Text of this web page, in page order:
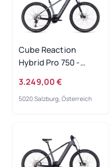
Cube Reaction
Hybrid Pro 750 -
Rahmengröße: S
3.249,00 €
5020 Salzburg, Österreich